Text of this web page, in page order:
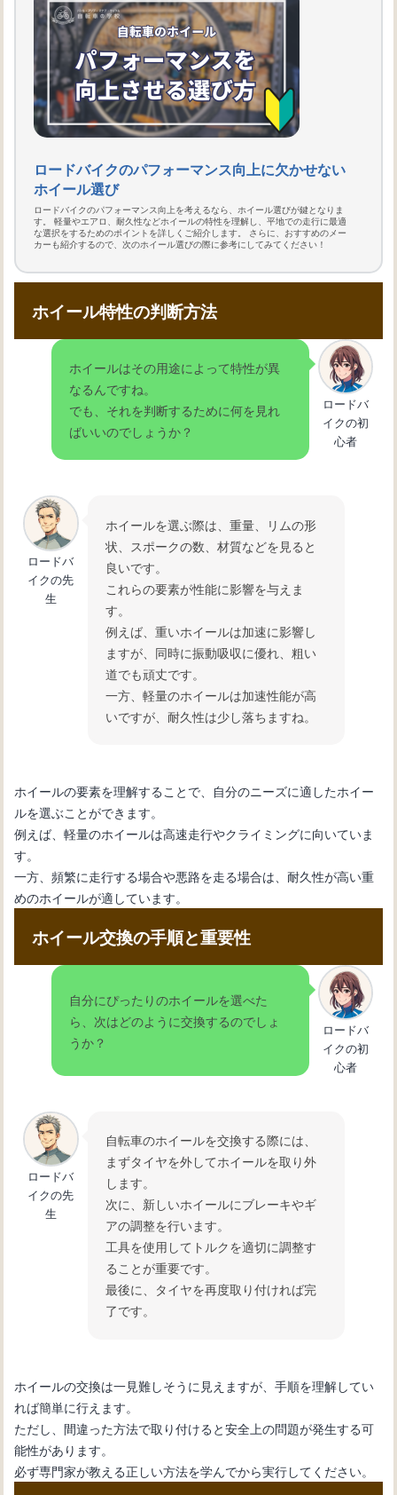
ロードバイクのパフォーマンス向上に欠かせない
ホイール選び
ロードバイクのパフォーマンス向上を考えるなら、ホイール選びが鍵となりま
す。 軽量やエアロ、耐久性などホイールの特性を理解し、平地での走行に最適
な選択をするためのポイントを詳しくご紹介します。 さらに、おすすめのメー
カーも紹介するので、次のホイール選びの際に参考にしてみてください！
ホイール特性の判断方法
ホイールはその用途によって特性が異
なるんですね。
でも、それを判断するために何を見れ
ばいいのでしょうか？
ロードバ
イクの初
心者
ロードバ
イクの先
生
ホイールを選ぶ際は、重量、リムの形
状、スポークの数、材質などを見ると
良いです。
これらの要素が性能に影響を与えま
す。
例えば、重いホイールは加速に影響し
ますが、同時に振動吸収に優れ、粗い
道でも頑丈です。
一方、軽量のホイールは加速性能が高
いですが、耐久性は少し落ちますね。
ホイールの要素を理解することで、自分のニーズに適したホイー
ルを選ぶことができます。
例えば、軽量のホイールは高速走行やクライミングに向いていま
す。
一方、頻繁に走行する場合や悪路を走る場合は、耐久性が高い重
めのホイールが適しています。
ホイール交換の手順と重要性
自分にぴったりのホイールを選べた
ら、次はどのように交換するのでしょ
うか？
ロードバ
イクの初
心者
ロードバ
イクの先
生
自転車のホイールを交換する際には、
まずタイヤを外してホイールを取り外
します。
次に、新しいホイールにブレーキやギ
アの調整を行います。
工具を使用してトルクを適切に調整す
ることが重要です。
最後に、タイヤを再度取り付ければ完
了です。
ホイールの交換は一見難しそうに見えますが、手順を理解してい
れば簡単に行えます。
ただし、間違った方法で取り付けると安全上の問題が発生する可
能性があります。
必ず専門家が教える正しい方法を学んでから実行してください。